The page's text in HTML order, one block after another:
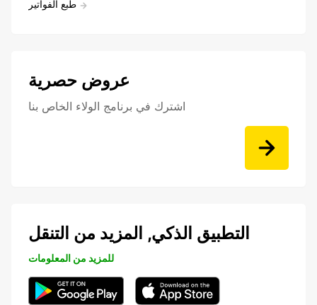
طبع الفواتير
عروض حصرية
اشترك في برنامج الولاء الخاص بنا
التطبيق الذكي, المزيد من التنقل
للمزيد من المعلومات